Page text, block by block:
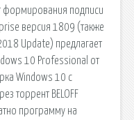
подписи
версия 1809 (также
Update) предлагает
10 Professional от
Windows 10 с
торрент BELOFF
программу на